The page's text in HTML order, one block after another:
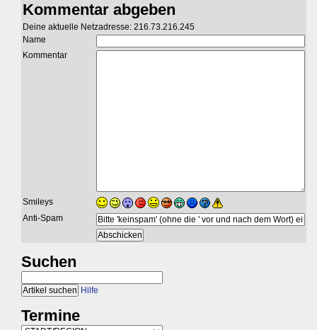
Kommentar abgeben
Deine aktuelle Netzadresse: 216.73.216.245
Name
Kommentar
Smileys
Anti-Spam
Suchen
Hilfe
Termine